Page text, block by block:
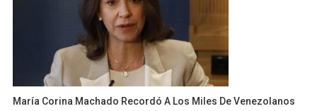
María Corina Machado Recordó A Los Miles De Venezolanos